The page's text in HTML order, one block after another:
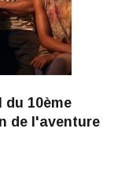
10ème
de l'aventure